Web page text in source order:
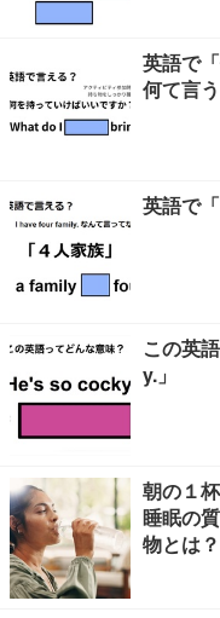
英語で
何て言
英語で
この英
y.」
朝の１
睡眠の
物とは